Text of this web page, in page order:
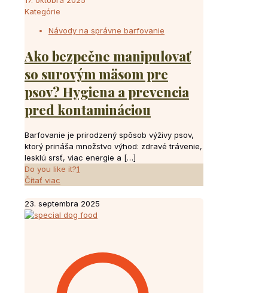
Kategórie
Návody na správne barfovanie
Ako bezpečne manipulovať
so surovým mäsom pre
psov? Hygiena a prevencia
pred kontamináciou
Barfovanie je prirodzený spôsob výživy psov,
ktorý prináša množstvo výhod: zdravé trávenie,
lesklú srsť, viac energie a […]
Do you like it?1
Čítať viac
23. septembra 2025